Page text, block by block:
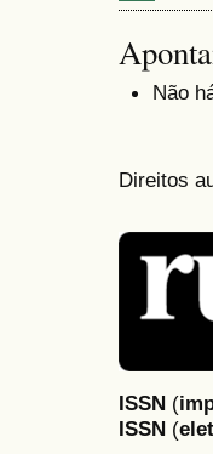
Não
Direitos
ISSN (
ISSN (